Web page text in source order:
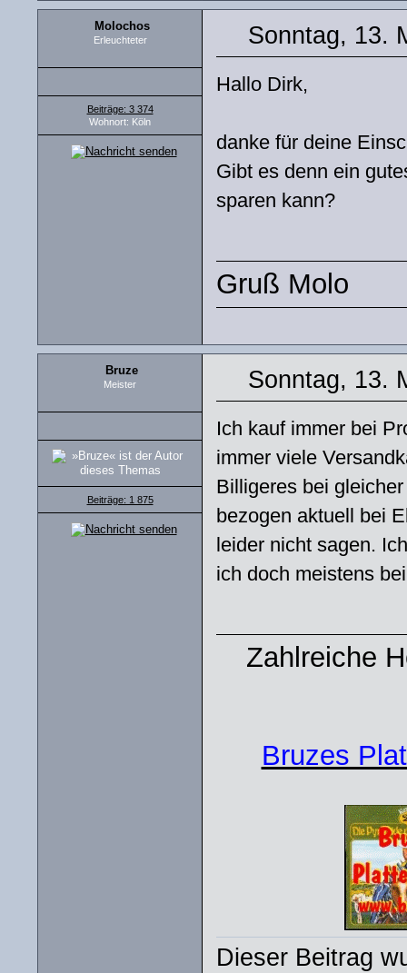
Molochos
Erleuchteter
Beiträge: 3 374
Wohnort: Köln
Sonntag, 13.
Hallo Dirk,
danke für deine
Gibt es denn ein
sparen kann?
Gruß Molo
Bruze
Meister
Beiträge: 1 875
Sonntag, 13.
Ich kauf immer bei
immer viele
Billigeres bei
bezogen aktuell bei
leider nicht sagen.
ich doch meistens
Zahlreiche
Bruzes
Dieser Beitrag